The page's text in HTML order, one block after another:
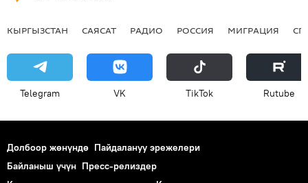
КЫРГЫЗСТАН САЯСАТ РАДИО РОССИЯ МИГРАЦИЯ
Telegram VK ТikТоk Rutube
Долбоор жөнүндө Пайдалануу эрежелери
Байланыш үчүн Пресс-релиздер